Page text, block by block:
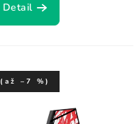
Detail
(až –7 %)